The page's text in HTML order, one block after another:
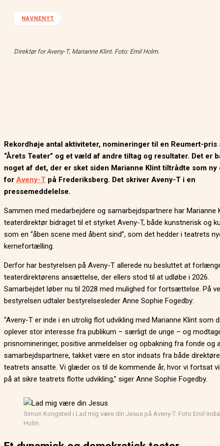
NAVNENYT
Direktør for Aveny-T, Marianne Klint. Foto: Emil Holm.
Rekordhøje antal aktiviteter, nomineringer til en Reumert-pris
“Årets Teater” og et væld af andre tiltag og resultater. Det er
noget af det, der er sket siden Marianne Klint tiltrådte som ny
for Aveny-T på Frederiksberg. Det skriver Aveny-T i en
pressemeddelelse.
Sammen med medarbejdere og samarbejdspartnere har Marianne
teaterdirektør bidraget til et styrket Aveny-T, både kunstnerisk og
som en “åben scene med åbent sind”, som det hedder i teatrets
kernefortælling.
Derfor har bestyrelsen på Aveny-T allerede nu besluttet at
teaterdirektørens ansættelse, der ellers stod til at udløbe i 2026.
Samarbejdet løber nu til 2028 med mulighed for fortsættelse. På
bestyrelsen udtaler bestyrelsesleder Anne Sophie Fogedby:
“Aveny-T er inde i en utrolig flot udvikling med Marianne Klint som
oplever stor interesse fra publikum – særligt de unge – og
prisnomineringer, positive anmeldelser og opbakning fra fonde og
samarbejdspartnere, takket være en stor indsats fra både
teatrets ansatte. Vi glæder os til de kommende år, hvor vi fortsat
på at sikre teatrets flotte udvikling,” siger Anne Sophie Fogedby.
Simon Kongsted i Lad mig være din Jesus på Aveny-T. Foto Emil
Holm.